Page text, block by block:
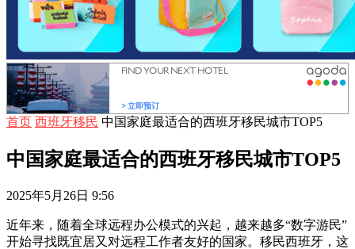
首页 西班牙移民 中国家庭最适合的西班牙移民城市TOP5
中国家庭最适合的西班牙移民城市TOP5
2025年5月26日 9:56
近年来，随着全球远程办公模式的兴起，越来越多“数字游民”
开始寻找既宜居又对远程工作者友好的国家。移民西班牙，这